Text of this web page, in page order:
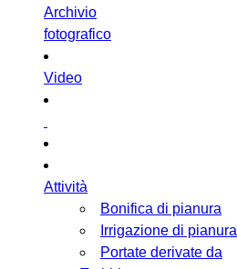
Archivio
fotografico
Video
Attività
Bonifica di pianura
Irrigazione di pianura
Portate derivate da